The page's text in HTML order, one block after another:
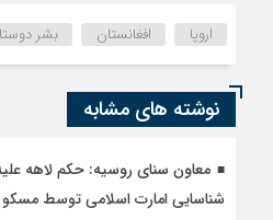
اروپا افغانستان بشر
نوشته های مشابه
معاون سنای روسیه: حکم لاهه
شناسایی امارت اسلامی توسط